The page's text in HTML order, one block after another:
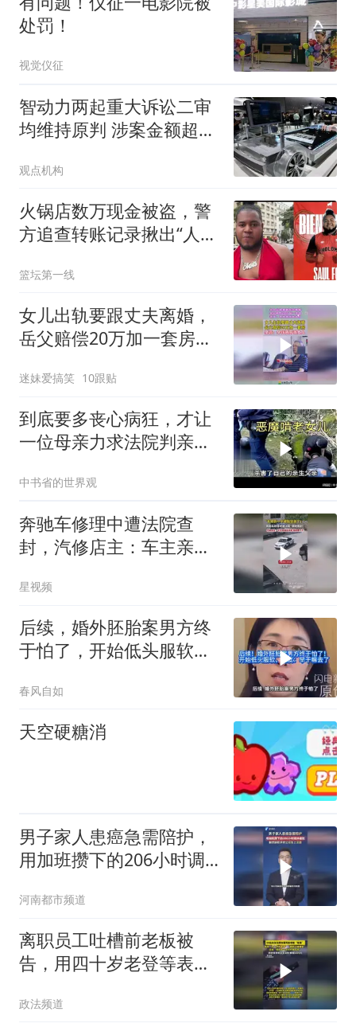
处罚！
视觉仪征
智动力两起重大诉讼二审
均维持原判 涉案金额超
观点机构
火锅店数万现金被盗，警
方追查转账记录揪出“人赃
篮坛第一线
女儿出轨要跟丈夫离婚，
岳父赔偿20万加一套房，
迷妹爱搞笑 10跟贴
到底要多丧心病狂，才让
一位母亲力求法院判亲女
中书省的世界观
奔驰车修理中遭法院查
封，汽修店主：车主亲戚
星视频
后续，婚外胚胎案男方终
于怕了，开始低头服软，
春风自如
天空硬糖消
男子家人患癌急需陪护，
用加班攒下的206小时调
司告上法庭 #陪护 #调休
#加班
河南都市频道
离职员工吐槽前老板被
告，用四十岁老登等表
范畴
政法频道